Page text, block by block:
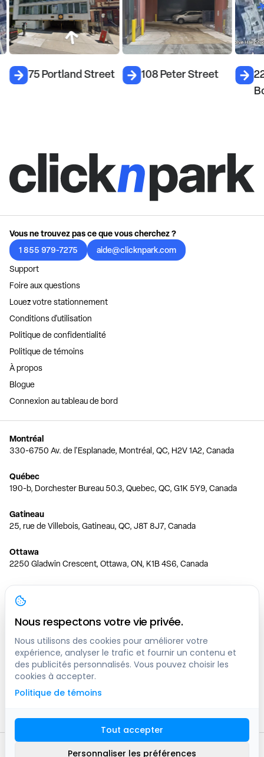
75 Portland Street 108 Peter Street
Vous ne trouvez pas ce que vous cherchez ?
1 855 979-7275
aide@clicknpark.com
Support
Foire aux questions
Louez votre stationnement
Conditions d'utilisation
Politique de confidentialité
Politique de témoins
À propos
Blogue
Connexion au tableau de bord
Montréal
330-6750 Av. de l'Esplanade, Montréal, QC, H2V 1A2, Canada
Québec
190-b, Dorchester Bureau 50.3, Quebec, QC, G1K 5Y9, Canada
Gatineau
25, rue de Villebois, Gatineau, QC, J8T 8J7, Canada
Ottawa
2250 Gladwin Crescent, Ottawa, ON, K1B 4S6, Canada
Toronto
150 Ferrand Dr, 6th Floor, Toronto, ON, M3C 3E5, Canada
Vancouver
1200 W 73rd Ave #1415, Vancouver, BC, V6P 6G5, Canada
Calgary
444 5 Ave SW #400 Calgary, AB, T2P 2T8, Canada
2016 -2026
Nous respectons votre vie privée.
Nous utilisons des cookies pour améliorer votre
expérience, analyser le trafic et fournir un contenu et
des publicités personnalisés. Vous pouvez choisir les
cookies à accepter.
Politique de témoins
Tout accepter
Personnaliser les préférences